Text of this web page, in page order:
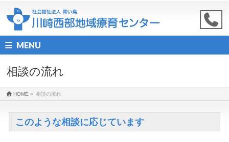
MENU
相談の流れ
HOME » 相談の流れ
このような相談に応じています